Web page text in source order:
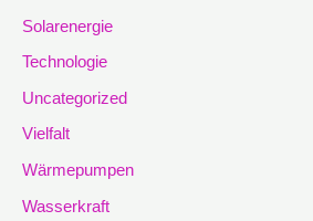
Solarenergie
Technologie
Uncategorized
Vielfalt
Wärmepumpen
Wasserkraft